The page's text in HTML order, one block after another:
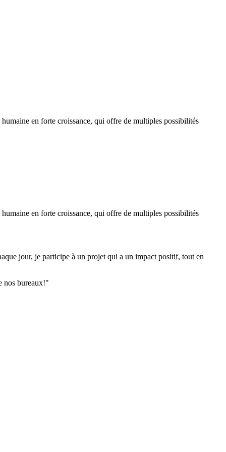
en forte croissance, qui offre de multiples possibilités
en forte croissance, qui offre de multiples possibilités
jour, je participe à un projet qui a un impact positif, tout en
nos bureaux!"